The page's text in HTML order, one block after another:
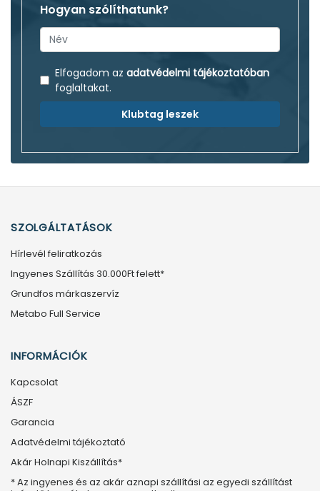
Hogyan szólíthatunk?
Elfogadom az adatvédelmi tájékoztatóban
foglaltakat.
Klubtag leszek
SZOLGÁLTATÁSOK
Hírlevél feliratkozás
Ingyenes Szállítás 30.000Ft felett*
Grundfos márkaszervíz
Metabo Full Service
INFORMÁCIÓK
Kapcsolat
ÁSZF
Garancia
Adatvédelmi tájékoztató
Akár Holnapi Kiszállítás*
* Az ingyenes és az akár aznapi szállítási az egyedi szállítást